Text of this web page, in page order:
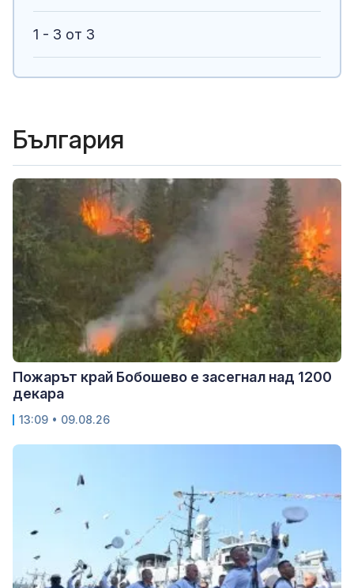
1 - 3 от 3
България
Пожарът край Бобошево е засегнал над 1200
декара
13:09 • 09.08.26